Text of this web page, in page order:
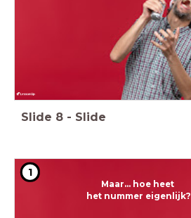
Slide 8 - Slide
Maar... hoe heet
het nummer eigenlijk?
1